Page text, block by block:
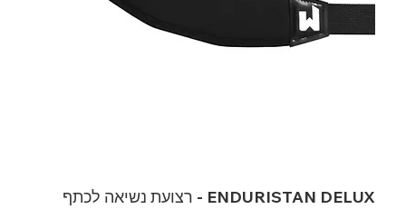
ENDURISTAN DELUX - רצועת נשיאה לכתף